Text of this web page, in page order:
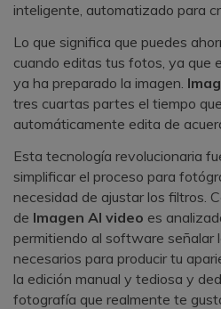
inteligente, automatizado para
Lo que significa que puedes
cuando editas tus fotos, ya que
ya ha preparado la imagen.
tres cuartas partes el tiempo
automáticamente edita de
Esta tecnología revolucionaria
simplificar el proceso para
necesidad de ajustar los filtros.
de Imagen AI video es
permitiendo al software señalar
necesarios para producir tu
la edición manual y tediosa y
fotografía que realmente te